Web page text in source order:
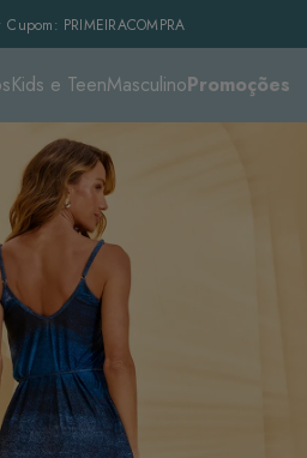
• Cupom: PRIMEIRACOMPRA
Kids e TeenMasculinoPromoções